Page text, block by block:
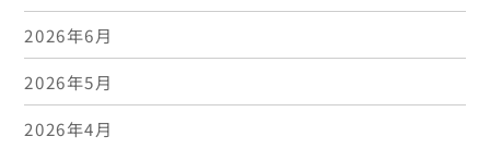
2026年6月
2026年5月
2026年4月